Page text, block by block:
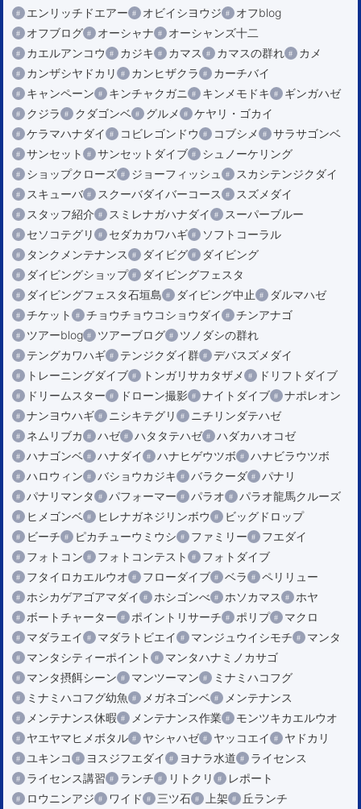
エンリッチドエアー オビイシヨウジ
オフblog
オフブログ
オーシャナ
オーシャンズ十二
カエルアンコウ
カジキ カマス カマスの群れ
カメ
カンザシヤドカリ
カンヒザクラ
カーチバイ
キャンペーン
キンチャクガニ キンメモドキ
ギンガハゼ
クジラ
クダゴンベ グルメ
ケヤリ・ゴカイ
ケラマハナダイ
コビレゴンドウ コブシメ
サラサゴンベ
サンセット
サンセットダイブ
シュノーケリング
ショップクローズ
ジョーフィッシュ
スカシテンジクダイ
スキューバ
スクーバダイバーコース
スズメダイ
スタッフ紹介
スミレナガハナダイ
スーパーブルー
セソコテグリ
セダカカワハギ
ソフトコーラル
タンクメンテナンス
ダイビグ
ダイビング
ダイビングショップ
ダイビングフェスタ
ダイビングフェスタ石垣島
ダイビング中止
ダルマハゼ
チケット
チョウチョウコショウダイ
チンアナゴ
ツアーblog
ツアーブログ
ツノダシの群れ
テングカワハギ
テンジクダイ群
デバスズメダイ
トレーニングダイブ
トンガリサカタザメ
ドリフトダイブ
ドリームスター
ドローン撮影 ナイトダイブ
ナポレオン
ナンヨウハギ
ニシキテグリ
ニチリンダテハゼ
ネムリブカ
ハゼ ハタタテハゼ
ハダカハオコゼ
ハナゴンベ
ハナダイ ハナヒゲウツボ
ハナビラウツボ
ハロウィン
バショウカジキ バラクーダ
パナリ
パナリマンタ
パフォーマー パラオ
パラオ龍馬クルーズ
ヒメゴンベ
ヒレナガネジリンボウ
ビッグドロップ
ビーチ
ピカチューウミウシ ファミリー
フエダイ
フォトコン
フォトコンテスト
フォトダイブ
フタイロカエルウオ
フローダイブ ベラ
ペリリュー
ホシカゲアゴアマダイ
ホシゴンべ ホソカマス
ホヤ
ボートチャーター
ポイントリサーチ ポリプ
マクロ
マダラエイ
マダラトビエイ マンジュウイシモチ
マンタ
マンタシティーポイント
マンタハナミノカサゴ
マンタ摂餌シーン
マンツーマン
ミナミハコフグ
ミナミハコフグ幼魚
メガネゴンベ
メンテナンス
メンテナンス休暇
メンテナンス作業
モンツキカエルウオ
ヤエヤマヒメボタル
ヤシャハゼ ヤッコエイ
ヤドカリ
ユキンコ
ヨスジフエダイ ヨナラ水道
ライセンス
ライセンス講習
ランチ リトクリ
レポート
ロウニンアジ
ワイド 三ツ石 上架
丘ランチ